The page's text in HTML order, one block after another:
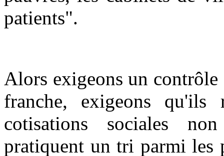
patients".
Alors exigeons un contrôle
franche, exigeons qu'ils
cotisations sociales
pratiquent un tri parmi les